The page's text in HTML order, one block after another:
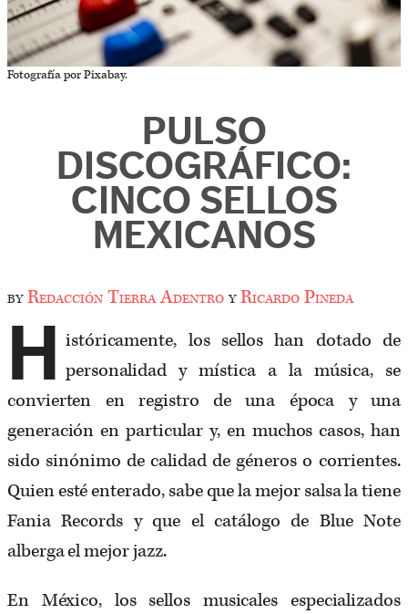
Fotografía por Pixabay.
PULSO
DISCOGRÁFICO:
CINCO SELLOS
MEXICANOS
byRedacción Tierra AdentroyRicardo Pineda
H
istóricamente, los sellos han dotado de
personalidad y mística a la música, se
convierten en registro de una época y una
generación en particular y, en muchos casos, han
sido sinónimo de calidad de géneros o corrientes.
Quien esté enterado, sabe que la mejor salsa la tiene
Fania Records y que el catálogo de Blue Note
alberga el mejor jazz.
En México, los sellos musicales especializados